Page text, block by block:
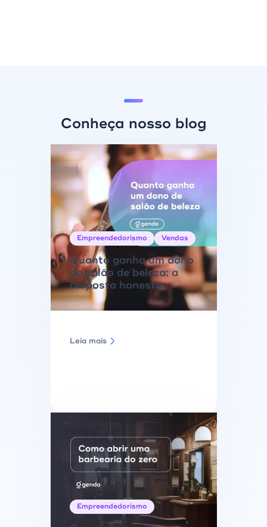
Conheça nosso blog
Empreendedorismo Vendas
Quanto ganha um dono
de salão de beleza: a
resposta honesta
Leia mais
Empreendedorismo